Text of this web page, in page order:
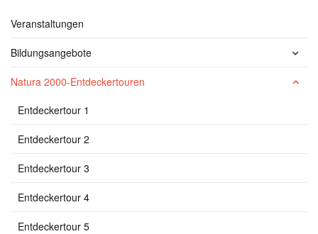
Veranstaltungen
Bildungsangebote
Natura 2000-Entdeckertouren
Entdeckertour 1
Entdeckertour 2
Entdeckertour 3
Entdeckertour 4
Entdeckertour 5